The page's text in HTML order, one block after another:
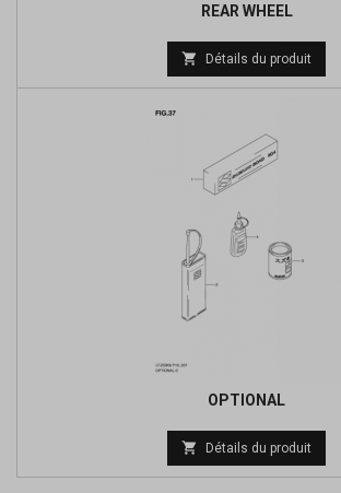
REAR WHEEL
Prix
de
 Détails du produit
OPTIONAL
 Détails du produit